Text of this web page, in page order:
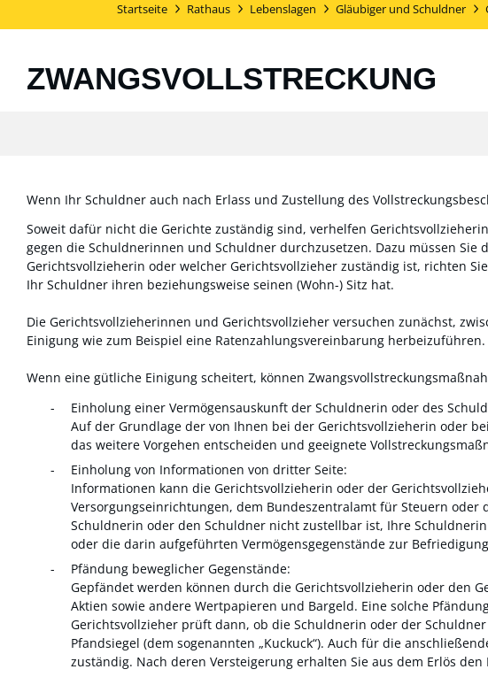
Startseite Rathaus Lebenslagen Gläubiger und Schuldner
ZWANGSVOLLSTRECKUNG
Wenn Ihr Schuldner auch nach Erlass und Zustellung des
Soweit dafür nicht die Gerichte zuständig sind, verhelfen
gegen die Schuldnerinnen und Schuldner durchzusetzen. Dazu müssen
Gerichtsvollzieherin oder welcher Gerichtsvollzieher zuständig ist, richten
Ihr Schuldner ihren beziehungsweise seinen (Wohn-) Sitz hat.
Die Gerichtsvollzieherinnen und Gerichtsvollzieher versuchen zunächst,
Einigung wie zum Beispiel eine Ratenzahlungsvereinbarung herbeizuführen.
Wenn eine gütliche Einigung scheitert, können
Einholung einer Vermögensauskunft der Schuldnerin oder des
Auf der Grundlage der von Ihnen bei der Gerichtsvollzieherin oder
das weitere Vorgehen entscheiden und geeignete
Einholung von Informationen von dritter Seite:
Informationen kann die Gerichtsvollzieherin oder der
Versorgungseinrichtungen, dem Bundeszentralamt für Steuern
Schuldnerin oder den Schuldner nicht zustellbar ist, Ihre
oder die darin aufgeführten Vermögensgegenstände zur
Pfändung beweglicher Gegenstände:
Gepfändet werden können durch die Gerichtsvollzieherin oder den
Aktien sowie andere Wertpapieren und Bargeld. Eine solche
Gerichtsvollzieher prüft dann, ob die Schuldnerin oder der
Pfandsiegel (dem sogenannten „Kuckuck“). Auch für die
zuständig. Nach deren Versteigerung erhalten Sie aus dem Erlös